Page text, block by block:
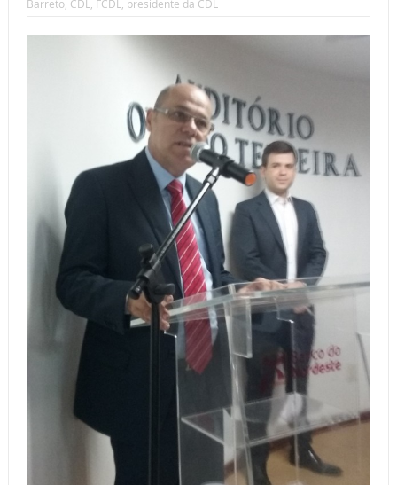
Barreto, CDL FCDL presidente da CDL